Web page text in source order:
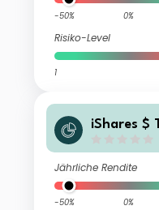
-50% 0%
Risiko-Level
1
iShares $
Jährliche Rendite
-50% 0%